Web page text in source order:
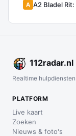
A A2 Bladel
112radar.nl
Realtime
PLATFORM
Live kaart
Zoeken
Nieuws & foto's